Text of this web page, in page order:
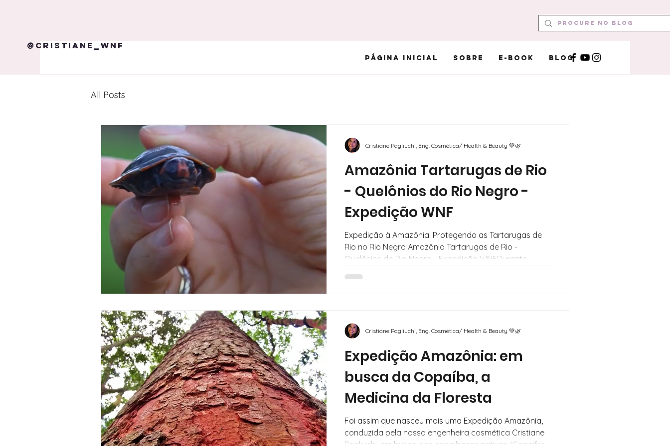
@cristiane_wnf
Página Inicial Sobre E-book Blog
All Posts
Amazônia Tartarugas de Rio
- Quelônios do Rio Negro -
Expedição WNF
Expedição à Amazônia: Protegendo as Tartarugas de
Rio no Rio Negro Amazônia Tartarugas de Rio -
Quelônios do Rio Negro - Expedição WNFDurante
de Desenvolvimento Sustentável...
Cristiane Pagliuchi, Eng. Cosmética/ Health & Beauty 💚🌿
Expedição Amazônia: em
busca da Copaíba, a
Medicina da Floresta
Foi assim que nasceu mais uma Expedição Amazônia,
conduzida pela nossa engenheira cosmética Cristiane
Cristiane Pagliuchi, Eng. Cosmética/ Health & Beauty 💚🌿